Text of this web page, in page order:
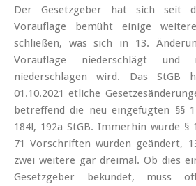
Der Gesetzgeber hat sich seit
Vorauflage bemüht einige
schließen, was sich in 13.
Vorauflage niederschlägt und
niederschlagen wird. Das
01.10.2021 etliche
betreffend die neu eingefügten §§
184l, 192a StGB. Immerhin wurde §
71 Vorschriften wurden geändert,
zwei weitere gar dreimal. Ob dies
Gesetzgeber bekundet, muss